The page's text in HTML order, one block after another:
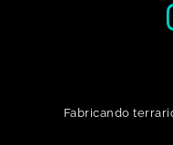
Fabricando